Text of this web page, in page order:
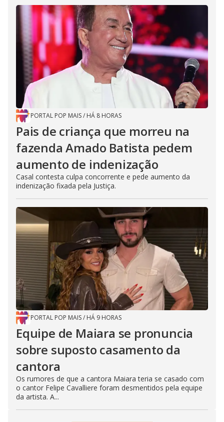
PORTAL POP MAIS/ HÁ 8 HORAS
Pais de criança que morreu na
fazenda Amado Batista pedem
aumento de indenização
Casal contesta culpa concorrente e pede aumento da
indenização fixada pela Justiça.
PORTAL POP MAIS/ HÁ 9 HORAS
Equipe de Maiara se pronuncia
sobre suposto casamento da
cantora
Os rumores de que a cantora Maiara teria se casado com
o cantor Felipe Cavalliere foram desmentidos pela equipe
da artista. A...